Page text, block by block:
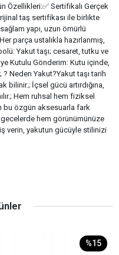
Özellikleri:✅ Sertifikalı Gerçek
taş sertifikası ile birlikte
yapı, uzun ömürlü
parça ustalıkla hazırlanmış,
Yakut taşı; cesaret, tutku ve
Kutulu Gönderim: Kutu içinde,
Neden Yakut?Yakut taşı tarih
bilinir.; İçsel gücü artırdığına,
Hem ruhsal hem fiziksel
bu özgün aksesuarla fark
hem görünümünüze
verin, yakutun gücüyle stilinizi
%15